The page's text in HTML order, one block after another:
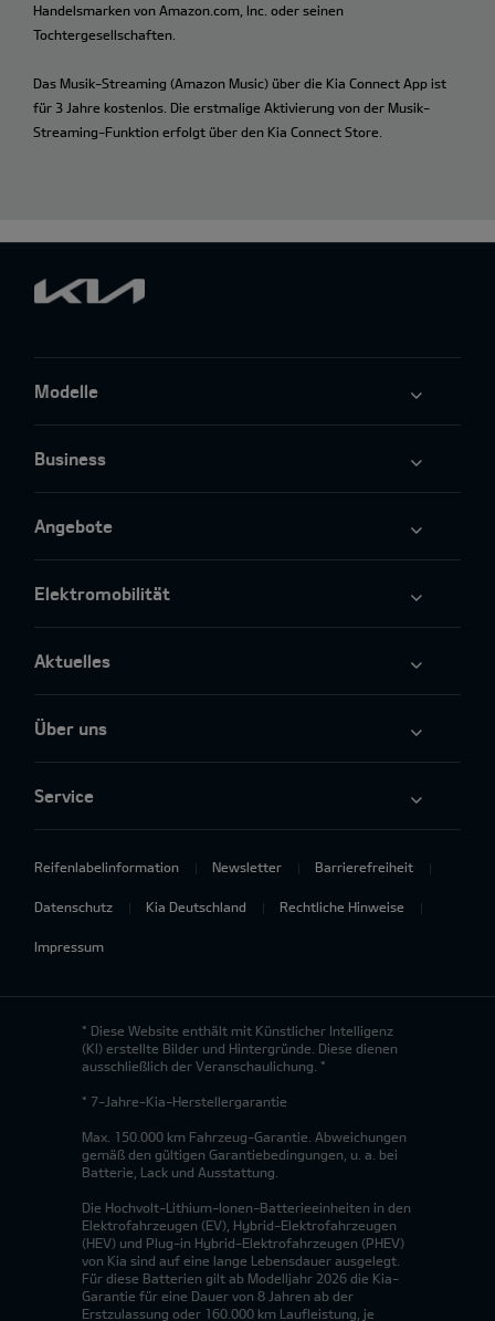
Handelsmarken von Amazon.com, Inc. oder seinen
Tochtergesellschaften.
Das Musik-Streaming (Amazon Music) über die Kia Connect App ist
für 3 Jahre kostenlos. Die erstmalige Aktivierung von der Musik-
Streaming-Funktion erfolgt über den Kia Connect Store.
Modelle
Business
Angebote
Elektromobilität
Aktuelles
Über uns
Service
Reifenlabelinformation Newsletter Barrierefreiheit
Datenschutz Kia Deutschland Rechtliche Hinweise
Impressum
* Diese Website enthält mit Künstlicher Intelligenz
(KI) erstellte Bilder und Hintergründe. Diese dienen
ausschließlich der Veranschaulichung. *
* 7-Jahre-Kia-Herstellergarantie
Max. 150.000 km Fahrzeug-Garantie. Abweichungen
gemäß den gültigen Garantiebedingungen, u. a. bei
Batterie, Lack und Ausstattung.
Die Hochvolt-Lithium-Ionen-Batterieeinheiten in den
Elektrofahrzeugen (EV), Hybrid-Elektrofahrzeugen
(HEV) und Plug-in Hybrid-Elektrofahrzeugen (PHEV)
von Kia sind auf eine lange Lebensdauer ausgelegt.
Für diese Batterien gilt ab Modelljahr 2026 die Kia-
Garantie für eine Dauer von 8 Jahren ab der
Erstzulassung oder 160.000 km Laufleistung, je